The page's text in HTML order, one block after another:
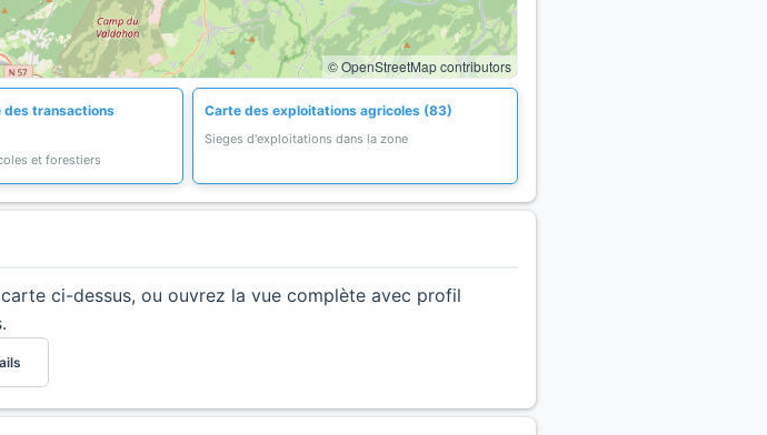
© OpenStreetMap contributors
des transactions
et forestiers
Carte des exploitations agricoles (83)
Sieges d'exploitations dans la zone
ci-dessus, ou ouvrez la vue complète avec profil